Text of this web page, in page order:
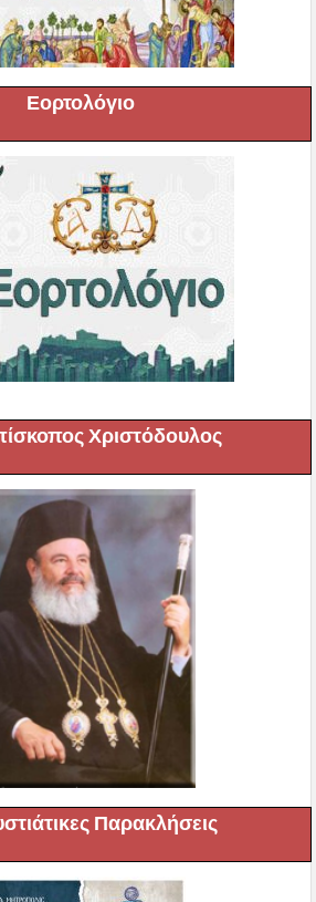
Εορτολόγιο
Χριστόδουλος
Παρακλήσεις